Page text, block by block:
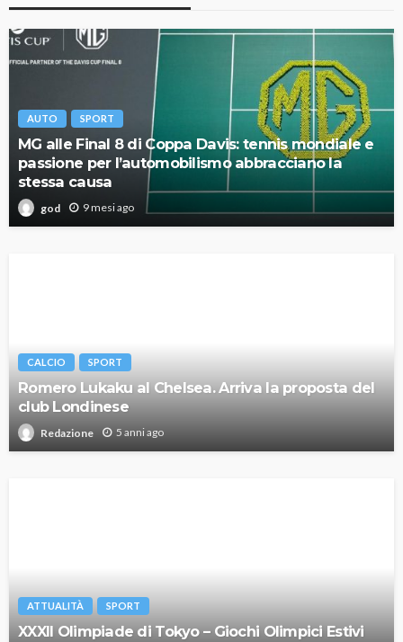
AUTO SPORT
MG alle Final 8 di Coppa Davis: tennis mondiale e
passione per l’automobilismo abbracciano la
stessa causa
god 9 mesi ago
CALCIO SPORT
Romero Lukaku al Chelsea. Arriva la proposta del
club Londinese
Redazione 5 anni ago
ATTUALITÀ SPORT
XXXII Olimpiade di Tokyo – Giochi Olimpici Estivi